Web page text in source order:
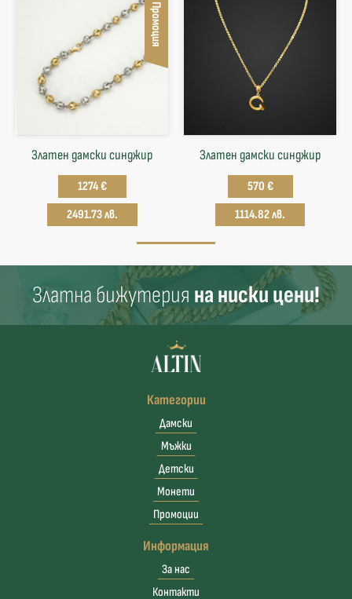
Промоция
Златен дамски синджир
1274 €
2491.73 лв.
Златен дамски синджир
570 €
1114.82 лв.
Златна бижутерия на ниски цени!
Категории
Дамски
Мъжки
Детски
Монети
Промоции
Информация
За нас
Контакти